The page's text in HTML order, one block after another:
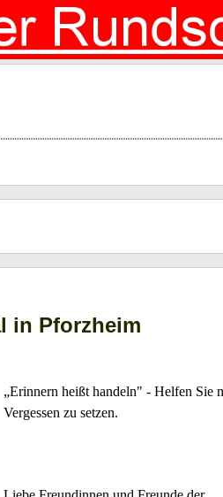
in Pforzheim
„Erinnern heißt handeln" - Helfen Sie
Vergessen zu setzen.